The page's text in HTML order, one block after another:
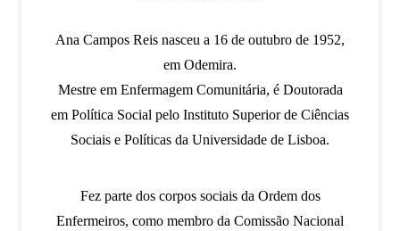
Ana Campos Reis nasceu a 16 de outubro de 1952,
em Odemira.
Mestre em Enfermagem Comunitária, é Doutorada
em Política Social pelo Instituto Superior de Ciências
Sociais e Políticas da Universidade de Lisboa.
Fez parte dos corpos sociais da Ordem dos
Enfermeiros, como membro da Comissão Nacional